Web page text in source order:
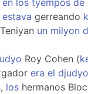
en los tyempos de
estava gerreando
un milyon
Roy Cohen (
era el djudyo
los hermanos